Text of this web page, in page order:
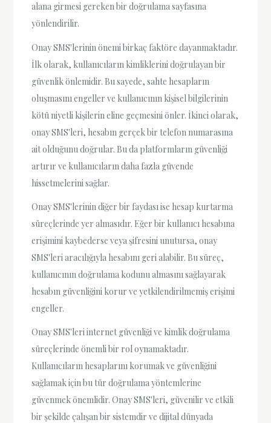
alana girmesi gereken bir doğrulama sayfasına
yönlendirilir.
Onay SMS'lerinin önemi birkaç faktöre dayanmaktadır.
İlk olarak, kullanıcıların kimliklerini doğrulayan bir
güvenlik önlemidir. Bu sayede, sahte hesapların
oluşmasını engeller ve kullanıcının kişisel bilgilerinin
kötü niyetli kişilerin eline geçmesini önler. İkinci olarak,
onay SMS'leri, hesabın gerçek bir telefon numarasına
ait olduğunu doğrular. Bu da platformların güvenliği
artırır ve kullanıcıların daha fazla güvende
hissetmelerini sağlar.
Onay SMS'lerinin diğer bir faydası ise hesap kurtarma
süreçlerinde yer almasıdır. Eğer bir kullanıcı hesabına
erişimini kaybederse veya şifresini unutursa, onay
SMS'leri aracılığıyla hesabını geri alabilir. Bu süreç,
kullanıcının doğrulama kodunu almasını sağlayarak
hesabın güvenliğini korur ve yetkilendirilmemiş erişimi
engeller.
Onay SMS'leri internet güvenliği ve kimlik doğrulama
süreçlerinde önemli bir rol oynamaktadır.
Kullanıcıların hesaplarını korumak ve güvenliğini
sağlamak için bu tür doğrulama yöntemlerine
güvenmek önemlidir. Onay SMS'leri, güvenilir ve etkili
bir şekilde çalışan bir sistemdir ve dijital dünyada